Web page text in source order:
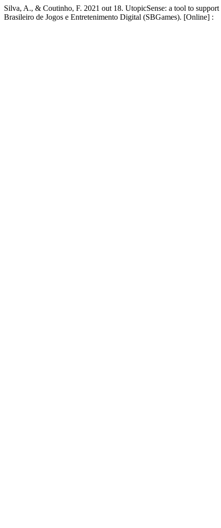
Silva, A., & Coutinho, F. 2021 out 18. UtopicSense: a tool to
Brasileiro de Jogos e Entretenimento Digital (SBGames). [Online] :